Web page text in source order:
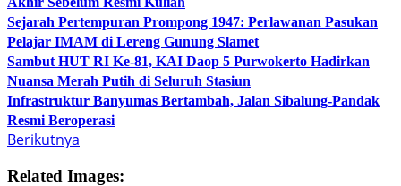
Sejarah Pertempuran Prompong 1947: Perlawanan Pasukan
Pelajar IMAM di Lereng Gunung Slamet
Sambut HUT RI Ke-81, KAI Daop 5 Purwokerto Hadirkan
Nuansa Merah Putih di Seluruh Stasiun
Infrastruktur Banyumas Bertambah, Jalan Sibalung-Pandak
Resmi Beroperasi
Berikutnya
Related Images: